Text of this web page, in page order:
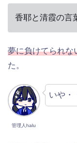
香耶と清霞の言
夢に負けてられな
た。
管理人halu
いや・